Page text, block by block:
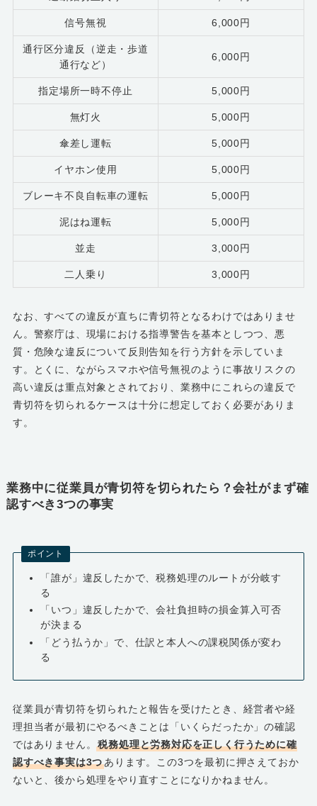
信号無視 6,000円
通行区分違反（逆走・歩道
通行など）
6,000円
指定場所一時不停止 5,000円
無灯火 5,000円
傘差し運転 5,000円
イヤホン使用 5,000円
ブレーキ不良自転車の運転 5,000円
泥はね運転 5,000円
並走 3,000円
二人乗り 3,000円
なお、すべての違反が直ちに青切符となるわけではありませ
ん。警察庁は、現場における指導警告を基本としつつ、悪
質・危険な違反について反則告知を行う方針を示していま
す。とくに、ながらスマホや信号無視のように事故リスクの
高い違反は重点対象とされており、業務中にこれらの違反で
青切符を切られるケースは十分に想定しておく必要がありま
す。
業務中に従業員が青切符を切られたら？会社がまず確
認すべき3つの事実
ポイント
「誰が」違反したかで、税務処理のルートが分岐す
る
「いつ」違反したかで、会社負担時の損金算入可否
が決まる
「どう払うか」で、仕訳と本人への課税関係が変わ
る
従業員が青切符を切られたと報告を受けたとき、経営者や経
理担当者が最初にやるべきことは「いくらだったか」の確認
ではありません。税務処理と労務対応を正しく行うために確
認すべき事実は3つあります。この3つを最初に押さえておか
ないと、後から処理をやり直すことになりかねません。